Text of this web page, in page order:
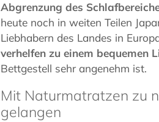
Abgrenzung des
heute noch in weiten Teilen
Liebhabern des Landes in
verhelfen zu einem bequemen
Bettgestell sehr angenehm ist.
Mit Naturmatratzen zu
gelangen